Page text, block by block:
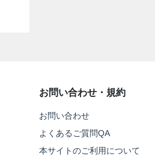
お問い合わせ・規約
お問い合わせ
よくあるご質問QA
本サイトのご利用について